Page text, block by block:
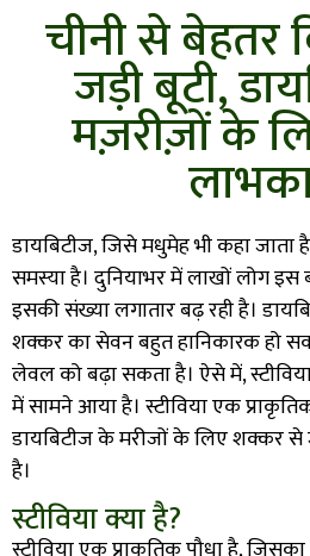
चीनी से बेहतर
जड़ी बूटी,
मज़रीज़ों के
डायबिटीज,जिसे मधुमेह भी कहा जाता है
समस्या है। दुनियाभर में लाखों लोग इस
इसकी संख्या लगातार बढ़ रही है।
शक्कर का सेवन बहुत हानिकारक हो
लेवल को बढ़ा सकता है। ऐसे में,
में सामने आया है। स्टीविया एक
डायबिटीज के मरीजों के लिए शक्कर से
है।
स्टीविया क्या है?